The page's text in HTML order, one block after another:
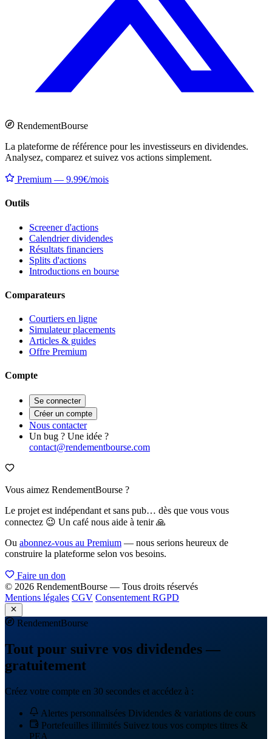
RendementBourse
La plateforme de référence pour les investisseurs en dividendes.
Analysez, comparez et suivez vos actions simplement.
Premium — 9.99€/mois
Outils
Screener d'actions
Calendrier dividendes
Résultats financiers
Splits d'actions
Introductions en bourse
Comparateurs
Courtiers en ligne
Simulateur placements
Articles & guides
Offre Premium
Compte
Se connecter
Créer un compte
Nous contacter
Un bug ? Une idée ?
contact@rendementbourse.com
Vous aimez RendementBourse ?
Le projet est indépendant et sans pub… dès que vous vous
connectez 😉 Un café nous aide à tenir 🙏
Ou abonnez-vous au Premium — nous serions heureux de
construire la plateforme selon vos besoins.
Faire un don
© 2026 RendementBourse — Tous droits réservés
Mentions légales CGV Consentement RGPD
RendementBourse
Tout pour suivre vos dividendes —
gratuitement
Créez votre compte en 30 secondes et accédez à :
Alertes personnalisées Dividendes & variations de cours
Portefeuilles illimités Suivez tous vos comptes titres &
PEA